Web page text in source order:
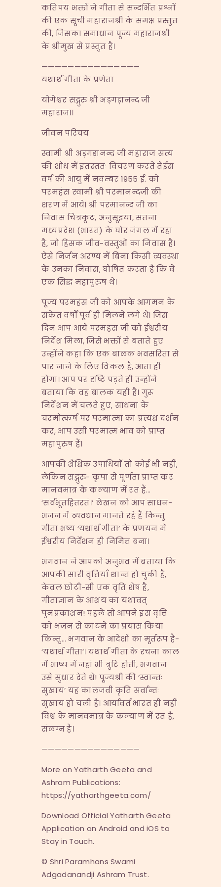
कतिपय भक्तों ने गीता से सन्दर्भित प्रश्नों
की एक सूची महाराजश्री के समक्ष प्रस्तुत
की, जिसका समाधान पूज्य महाराजश्री
के श्रीमुख से प्रस्तुत है।
———————————————
यथार्थ गीता के प्रणेता
योगेश्वर सद्गुरु श्री अड़गड़ानन्द जी
महाराज।।
जीवन परिचय
स्वामी श्री अड़गड़ानन्द जी महाराज सत्य
की शोध में इतस्ततः विचरण करते तेईस
वर्ष की आयु में नवम्बर 1955 ई. को
परमहंस स्वामी श्री परमानन्दजी की
शरण में आये। श्री परमानन्द जी का
निवास चित्रकूट, अनुसूइया, सतना
मध्यप्रदेश (भारत) के घोर जंगल में रहा
है, जो हिंसक जीव-वस्तुओं का निवास है।
ऐसे निर्जन अरण्य में बिना किसी व्यवस्था
के उनका निवास, घोषित करता है कि वे
एक सिद्ध महापुरुष थे।
पूज्य परमहंस जी को आपके आगमन के
संकेत वर्षों पूर्व ही मिलने लगे थे। जिस
दिन आप आये परमहंस जी को ईश्वरीय
निर्देश मिला, जिसे भक्तों से बताते हुए
उन्होंने कहा कि एक बालक भवसरिता से
पार जाने के लिए विकल है, आता ही
होगा। आप पर दृष्टि पड़ते ही उन्होंने
बताया कि वह बालक यही है। गुरू
निर्देशन में चलते हुए, साधना के
चरमोत्कर्ष पर परमात्मा का प्रत्यक्ष दर्शन
कर, आप उसी परमात्म भाव को प्राप्त
महापुरुष हैं।
आपकी शैक्षिक उपाधियाँ तो कोई भी नहीं,
लेकिन सद्गुरु- कृपा से पूर्णता प्राप्त कर
मानवमात्र के कल्याण में रत हैं…
‘सर्वभूतहितरतं।’ लेखन को आप साधन-
भजन में व्यवधान मानते रहे हैं किन्तु
गीता भष्य ‘यथार्थ गीता’ के प्रणयन में
ईश्वरीय निर्देशन ही निमित्त बना।
भगवान ने आपको अनुभव में बताया कि
आपकी सारी वृत्तियाँ शान्त हो चुकी हैं,
केवल छोटी-सी एक वृति शेष है,
गीताज्ञान के आशय का यथावत्
पुनप्रकाशन! पहले तो आपने इस वृत्ति
को भजन से काटने का प्रयास किया
किन्तु… भगवान के आदेशों का मूर्तरूप है-
‘यथार्थ गीता’। यथार्थ गीता के रचना काल
में भाष्य में जहां भी त्रुटि होती, भगवान
उसे सुधार देते थे! पूज्यश्री की ‘स्वान्तः
सुखाय’ यह कालजवी कृति सर्वान्तः
सुखाय हो चली है। आर्यावर्त भारत ही नहीं
विश्व के मानवमात्र के कल्याण में रत है,
संलग्न है।
———————————————
More on Yatharth Geeta and
Ashram Publications:
https://yatharthgeeta.com/
Download Official Yatharth Geeta
Application on Android and iOS to
Stay in Touch.
© Shri Paramhans Swami
Adgadanandji Ashram Trust.